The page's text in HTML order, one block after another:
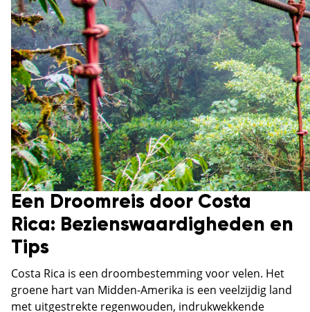
Een Droomreis door Costa
Rica: Bezienswaardigheden en
Tips
Costa Rica is een droombestemming voor velen. Het
groene hart van Midden-Amerika is een veelzijdig land
met uitgestrekte regenwouden, indrukwekkende